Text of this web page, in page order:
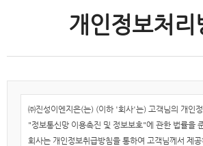
개인정보처리
㈜진성이엔지은(는) (이하 '회사'는) 고객님의 개인정
"정보통신망 이용촉진 및 정보보호"에 관한 법률을
회사는 개인정보취급방침을 통하여 고객님께서 제